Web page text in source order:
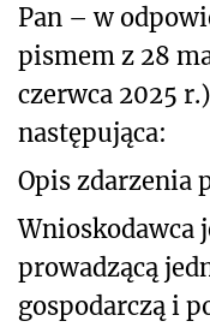
Pan – w
pismem z 28
czerwca 2025
następująca:
Opis zdarzenia
Wnioskodawca
prowadzącą
gospodarczą i